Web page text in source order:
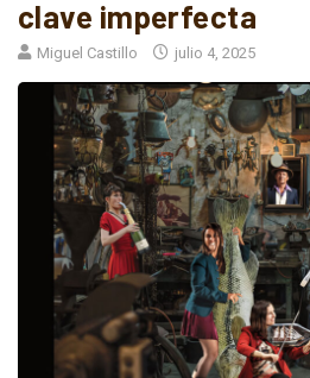
clave imperfecta
Miguel Castillo julio 4, 2025